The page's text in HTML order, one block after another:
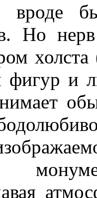
вроде
Но
фигур и